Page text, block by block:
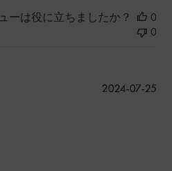
ーは役に立ちましたか？
0
0
公
2024-07-25